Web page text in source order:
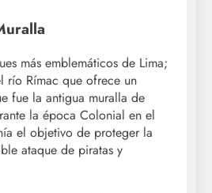
más emblemáticos de Lima;
río Rímac que ofrece un
fue la antigua muralla de
la época Colonial en el
el objetivo de proteger la
ataque de piratas y